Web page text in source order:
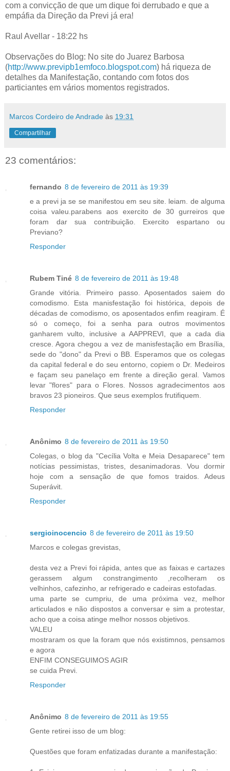
com a convicção de que um dique foi derrubado e que a
empáfia da Direção da Previ já era!
Raul Avellar - 18:22 hs
Observações do Blog: No site do Juarez Barbosa
(http://www.previpb1emfoco.blogspot.com) há riqueza de
detalhes da Manifestação, contando com fotos dos
particiantes em vários momentos registrados.
Marcos Cordeiro de Andrade às 19:31
Compartilhar
23 comentários:
fernando 8 de fevereiro de 2011 às 19:39
e a previ ja se se manifestou em seu site. leiam. de alguma
coisa valeu.parabens aos exercito de 30 gurreiros que
foram dar sua contribuição. Exercito espartano ou
Previano?
Responder
Rubem Tiné 8 de fevereiro de 2011 às 19:48
Grande vitória. Primeiro passo. Aposentados saiem do
comodismo. Esta manisfestação foi histórica, depois de
décadas de comodismo, os aposentados enfim reagiram. É
só o começo, foi a senha para outros movimentos
ganharem vulto, inclusive a AAPPREVI, que a cada dia
cresce. Agora chegou a vez de manisfestação em Brasília,
sede do "dono" da Previ o BB. Esperamos que os colegas
da capital federal e do seu entorno, copiem o Dr. Medeiros
e façam seu panelaço em frente a direção geral. Vamos
levar "flores" para o Flores. Nossos agradecimentos aos
bravos 23 pioneiros. Que seus exemplos frutifiquem.
Responder
Anônimo 8 de fevereiro de 2011 às 19:50
Colegas, o blog da "Cecília Volta e Meia Desaparece" tem
notícias pessimistas, tristes, desanimadoras. Vou dormir
hoje com a sensação de que fomos traidos. Adeus
Superávit.
Responder
sergioinocencio 8 de fevereiro de 2011 às 19:50
Marcos e colegas grevistas,
desta vez a Previ foi rápida, antes que as faixas e cartazes
gerassem algum constrangimento ,recolheram os
velhinhos, cafezinho, ar refrigerado e cadeiras estofadas.
uma parte se cumpriu, de uma próxima vez, melhor
articulados e não dispostos a conversar e sim a protestar,
acho que a coisa atinge melhor nossos objetivos.
VALEU
mostraram os que la foram que nós existimnos, pensamos
e agora
ENFIM CONSEGUIMOS AGIR
se cuida Previ.
Responder
Anônimo 8 de fevereiro de 2011 às 19:55
Gente retirei isso de um blog:
Questões que foram enfatizadas durante a manifestação: